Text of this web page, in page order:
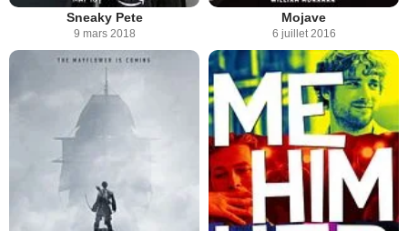
Sneaky Pete
9 mars 2018
Mojave
6 juillet 2016